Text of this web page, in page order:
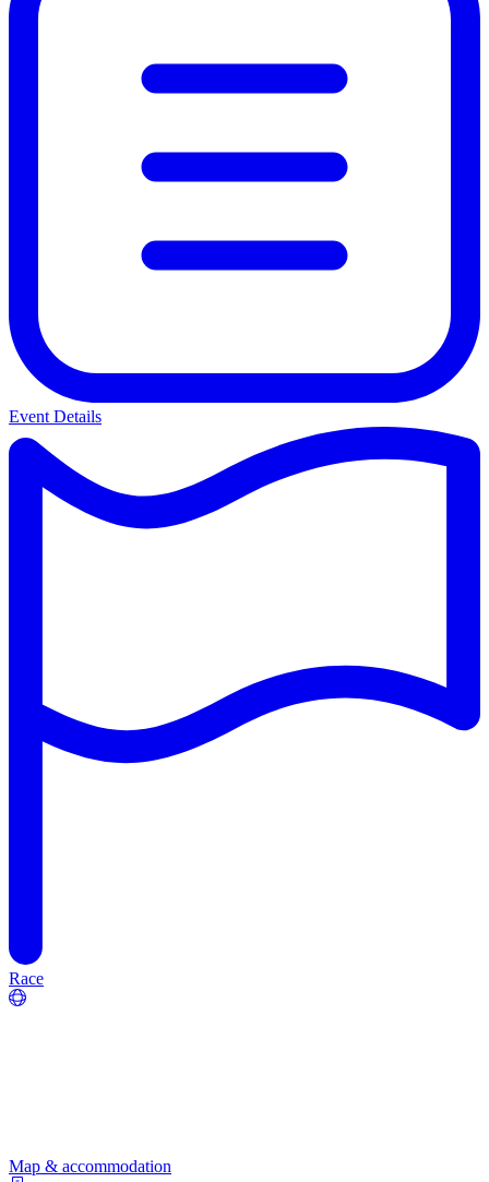
Event Details
Race
Map & accommodation